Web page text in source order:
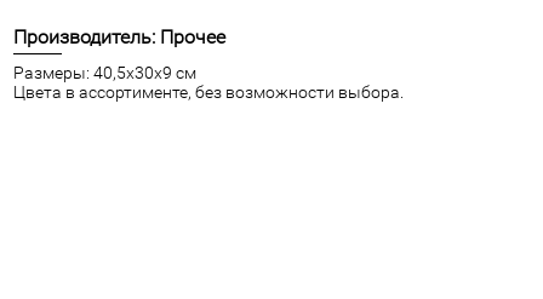
Производитель: Прочее
Размеры: 40,5х30х9 см
Цвета в ассортименте, без возможности выбора.